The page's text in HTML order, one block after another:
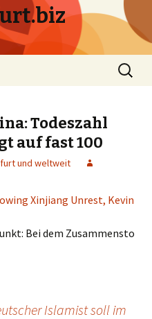
Search
for:
Todeszahl
auf fast 100
und weltweit
Bei dem Zusammensto
Islamist soll im